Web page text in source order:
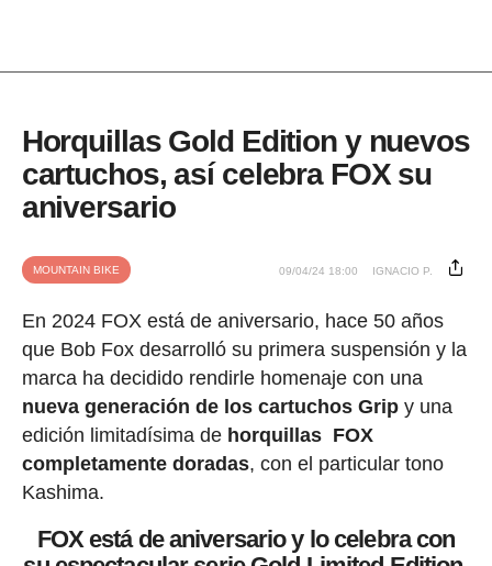
Horquillas Gold Edition y nuevos
cartuchos, así celebra FOX su
aniversario
MOUNTAIN BIKE 09/04/24 18:00 IGNACIO P.
En 2024 FOX está de aniversario, hace 50 años
que Bob Fox desarrolló su primera suspensión y la
marca ha decidido rendirle homenaje con una
nueva generación de los cartuchos Gripy una
edición limitadísima de horquillas FOX
completamente doradas, con el particular tono
Kashima.
FOX está de aniversario y lo celebra con